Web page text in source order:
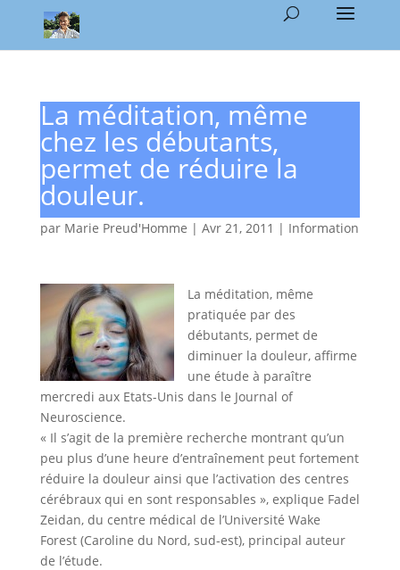
La méditation, même
chez les débutants,
permet de réduire la
douleur.
par Marie Preud'Homme | Avr 21, 2011 | Information
La méditation, même
pratiquée par des
débutants, permet de
diminuer la douleur, affirme
une étude à paraître
mercredi aux Etats-Unis dans le Journal of
Neuroscience.
« Il s’agit de la première recherche montrant qu’un
peu plus d’une heure d’entraînement peut fortement
réduire la douleur ainsi que l’activation des centres
cérébraux qui en sont responsables », explique Fadel
Zeidan, du centre médical de l’Université Wake
Forest (Caroline du Nord, sud-est), principal auteur
de l’étude.